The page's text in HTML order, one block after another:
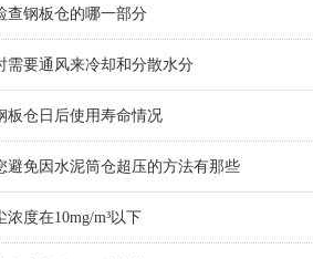
查钢板仓的哪一部分
需要通风来冷却和分散水分
板仓日后使用寿命情况
避免因水泥筒仓超压的方法有那些
度在10mg/m³以下